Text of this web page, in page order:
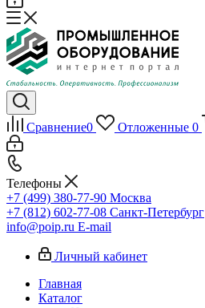
Сравнение0 Отложенные 0
Телефоны
+7 (499) 380-77-90 Москва
+7 (812) 602-77-08 Санкт-Петербург
info@poip.ru E-mail
Личный кабинет
Главная
Каталог